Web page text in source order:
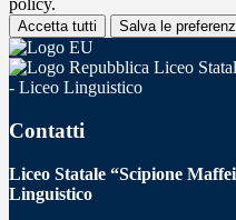
policy.
Accetta tutti Salva le
Liceo
- Liceo Linguistico
Contatti
Liceo Statale “Scipione
Linguistico